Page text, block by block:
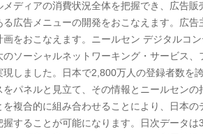
ディアの消費状況全体を把握でき、広告販
広告メニューの開発をおこなえます。広告
をおこなえます。ニールセン デジタルコ
ソーシャルネットワーキング・サービス、
現しました。日本で2,800万人の登録者数を
パネルと見立て、その情報とニールセンの
を複合的に組み合わせることにより、日本
することが可能になります。日次データは3